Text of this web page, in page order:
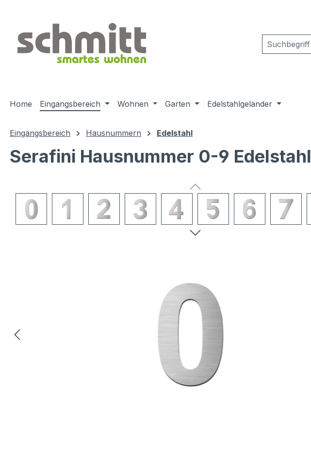
Home Eingangsbereich Wohnen Garten Edelstahlgeländer
Eingangsbereich Hausnummern Edelstahl
Serafini Hausnummer 0-9 Edelstahl